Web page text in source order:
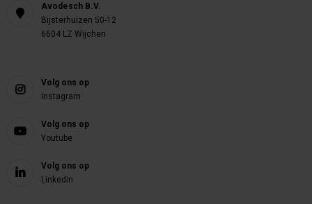
Avodesch B.V.
Bijsterhuizen 50-12
6604 LZ Wijchen
Volg ons op
Instagram
Volg ons op
Youtube
Volg ons op
Linkedin